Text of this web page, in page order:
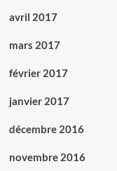
avril 2017
mars 2017
février 2017
janvier 2017
décembre 2016
novembre 2016